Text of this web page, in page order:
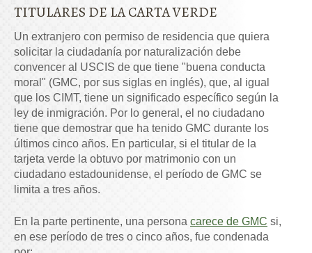
TITULARES DE LA CARTA VERDE
Un extranjero con permiso de residencia que quiera
solicitar la ciudadanía por naturalización debe
convencer al USCIS de que tiene "buena conducta
moral" (GMC, por sus siglas en inglés), que, al igual
que los CIMT, tiene un significado específico según la
ley de inmigración. Por lo general, el no ciudadano
tiene que demostrar que ha tenido GMC durante los
últimos cinco años. En particular, si el titular de la
tarjeta verde la obtuvo por matrimonio con un
ciudadano estadounidense, el período de GMC se
limita a tres años.
En la parte pertinente, una persona carece de GMC si,
en ese período de tres o cinco años, fue condenada